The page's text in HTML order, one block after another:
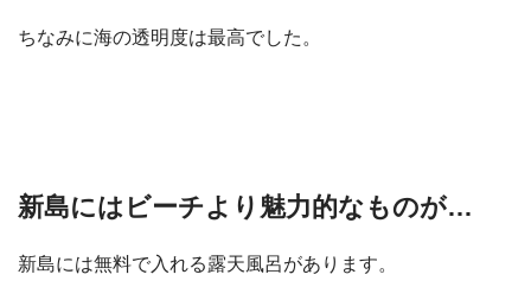
ちなみに海の透明度は最高でした。
新島にはビーチより魅力的なものが…
新島には無料で入れる露天風呂があります。